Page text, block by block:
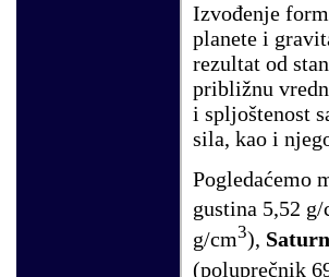
Izvođenje
planete i
rezultat od
približnu
i spljoštenost
sila, kao i
Pogledaćemo
gustina 5,52 g/
g/cm3), Saturn
(poluprečnik